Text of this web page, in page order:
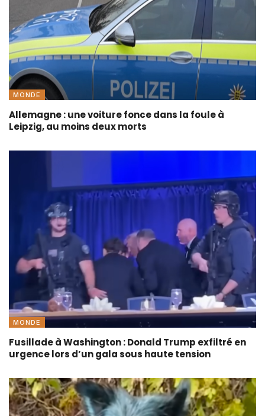
MONDE
Allemagne : une voiture fonce dans la foule à
Leipzig, au moins deux morts
MONDE
Fusillade à Washington : Donald Trump exfiltré en
urgence lors d’un gala sous haute tension